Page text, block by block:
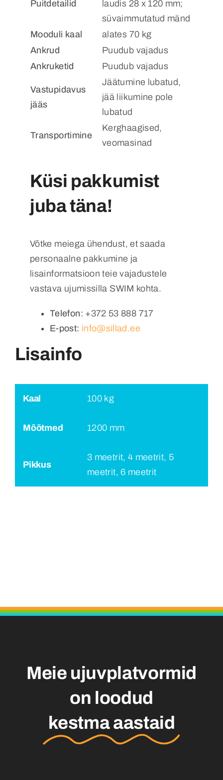
Puitdetailid
laudis 28 x 120 mm;
süvaimmutatud mänd
Mooduli kaal
alates 70 kg
Ankrud
Puudub vajadus
Ankruketid
Puudub vajadus
Vastupidavus
jääs
Jäätumine lubatud,
jää liikumine pole
lubatud
Transportimine
Kerghaagised,
veomasinad
Küsi pakkumist
juba täna!
Võtke meiega ühendust, et saada
personaalne pakkumine ja
lisainformatsioon teie vajadustele
vastava ujumissilla SWIM kohta.
Telefon: +372 53 888 717
E-post: info@sillad.ee
Lisainfo
Kaal 100 kg
Mõõtmed 1200 mm
Pikkus
3 meetrit, 4 meetrit, 5
meetrit, 6 meetrit
Meie ujuvplatvormid
on loodud
kestma aastaid